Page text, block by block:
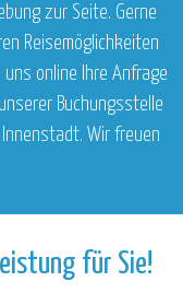
zur Seite. Gerne
Reisemöglichkeiten
online Ihre Anfrage
Buchungsstelle
Innenstadt. Wir freuen
für Sie!